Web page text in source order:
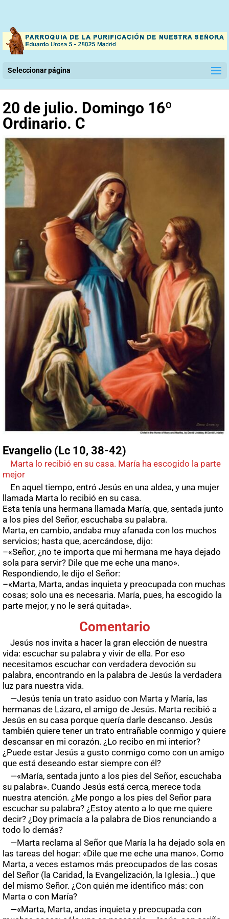
Seleccionar página
20 de julio. Domingo 16º
Ordinario. C
Evangelio (Lc 10, 38-42)
Marta lo recibió en su casa. María ha escogido la parte
mejor
En aquel tiempo, entró Jesús en una aldea, y una mujer
llamada Marta lo recibió en su casa.
Esta tenía una hermana llamada María, que, sentada junto
a los pies del Señor, escuchaba su palabra.
Marta, en cambio, andaba muy afanada con los muchos
servicios; hasta que, acercándose, dijo:
–«Señor, ¿no te importa que mi hermana me haya dejado
sola para servir? Dile que me eche una mano».
Respondiendo, le dijo el Señor:
–«Marta, Marta, andas inquieta y preocupada con muchas
cosas; solo una es necesaria. María, pues, ha escogido la
parte mejor, y no le será quitada».
Comentario
Jesús nos invita a hacer la gran elección de nuestra
vida: escuchar su palabra y vivir de ella. Por eso
necesitamos escuchar con verdadera devoción su
palabra, encontrando en la palabra de Jesús la verdadera
luz para nuestra vida.
—Jesús tenía un trato asiduo con Marta y María, las
hermanas de Lázaro, el amigo de Jesús. Marta recibió a
Jesús en su casa porque quería darle descanso. Jesús
también quiere tener un trato entrañable conmigo y quiere
descansar en mi corazón. ¿Lo recibo en mi interior?
¿Puede estar Jesús a gusto conmigo como con un amigo
que está deseando estar siempre con él?
—«María, sentada junto a los pies del Señor, escuchaba
su palabra». Cuando Jesús está cerca, merece toda
nuestra atención. ¿Me pongo a los pies del Señor para
escuchar su palabra? ¿Estoy atento a lo que me quiere
decir? ¿Doy primacía a la palabra de Dios renunciando a
todo lo demás?
—Marta reclama al Señor que María la ha dejado sola en
las tareas del hogar: «Dile que me eche una mano». Como
Marta, a veces estamos más preocupados de las cosas
del Señor (la Caridad, la Evangelización, la Iglesia…) que
del mismo Señor. ¿Con quién me identifico más: con
Marta o con María?
—«Marta, Marta, andas inquieta y preocupada con